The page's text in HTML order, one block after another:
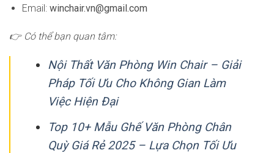
Email: winchair.vn@gmail.com
👉 Có thể bạn quan tâm:
Nội Thất Văn Phòng Win Chair – Giải
Pháp Tối Ưu Cho Không Gian Làm
Việc Hiện Đại
Top 10+ Mẫu Ghế Văn Phòng Chân
Quỳ Giá Rẻ 2025 – Lựa Chọn Tối Ưu